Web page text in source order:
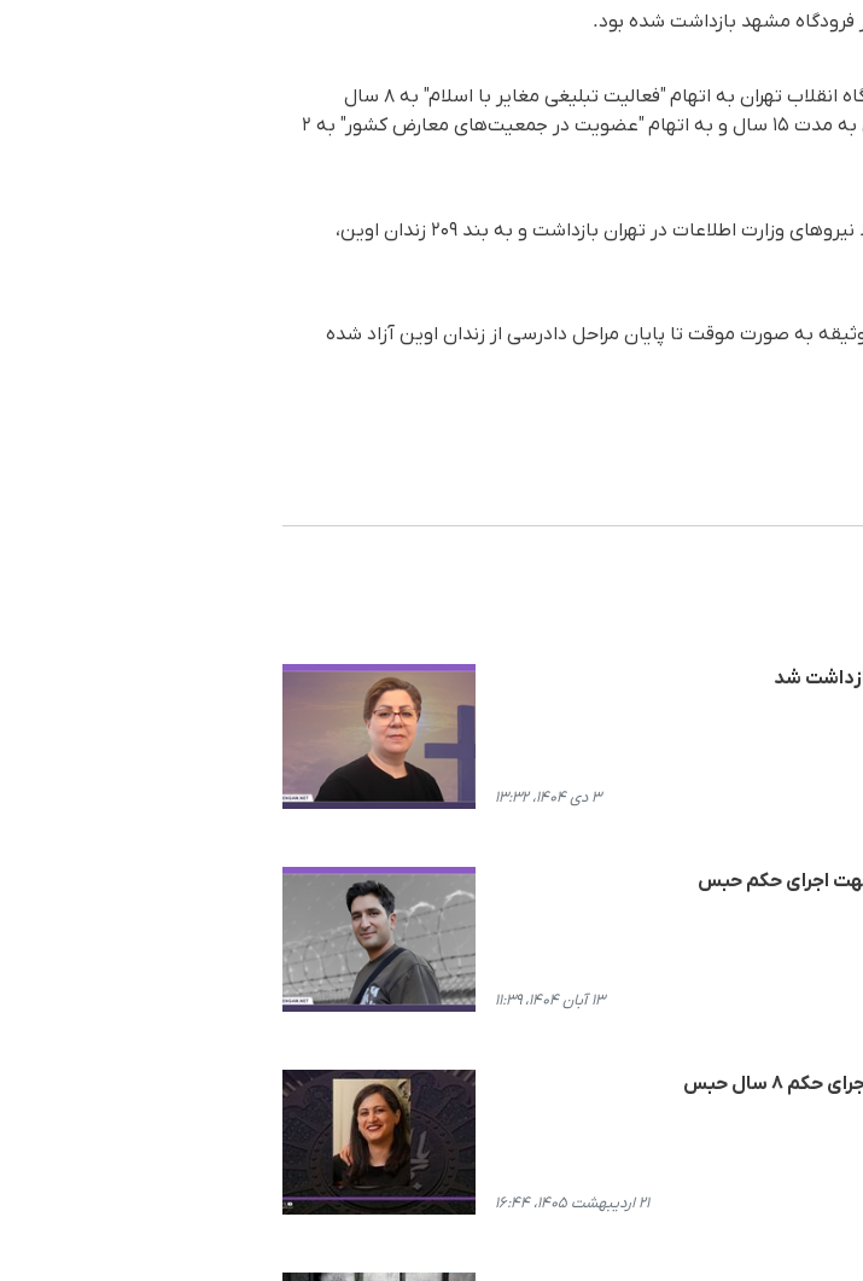
مهران شاملوئی بهمن ماه سال گذشته، توسط شعبه ۲۶ دادگاه انقلاب تهران به اتهام "فعالیت تبلیغی مغایر با اسلام" به ٨ سال
حبس، ۲۵۰ میلیون جزای نقدی، محرومیت از حقوق اجتماعی به مدت ۱۵ سال و به اتهام "عضویت در جمعیت‌های معارض کشور" به ٢
این نوکیش مسیحی در تاریخ ۱۱ آبان ماه سال گذشته، توسط نیروهای وزارت اطلاعات در تهران بازداشت و به بند ۲۰۹ زندان اوین،
نهایت در تاریخ ۱۱ آذر ماه ۱۴۰۳، با تودیع وثیقه به صورت موقت تا پایان مراحل دادرسی از زندان اوین آزاد شده
شد
۳ دی ۱۴۰۴، ۱۳:۳۲
اجرای حکم حبس
۱۳ آبان ۱۴۰۴، ۱۱:۳۹
۸ سال حبس
۲۱ اردیبهشت ۱۴۰۵، ۱۶:۴۴